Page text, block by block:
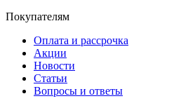
Покупателям
Оплата и рассрочка
Акции
Новости
Статьи
Вопросы и ответы